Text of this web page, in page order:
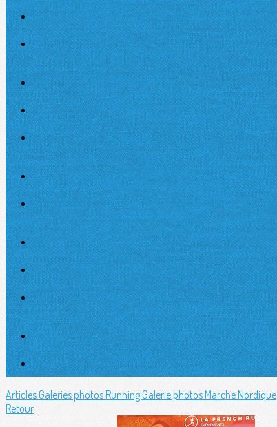
ArticlesGaleries photos RunningGalerie photos Marche Nordique
Retour